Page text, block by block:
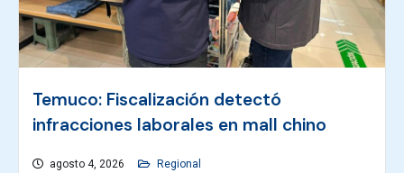
Temuco: Fiscalización detectó
infracciones laborales en mall chino
agosto 4, 2026 Regional